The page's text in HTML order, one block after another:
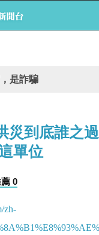
是詐騙
災到底誰之
單位
0
zh-